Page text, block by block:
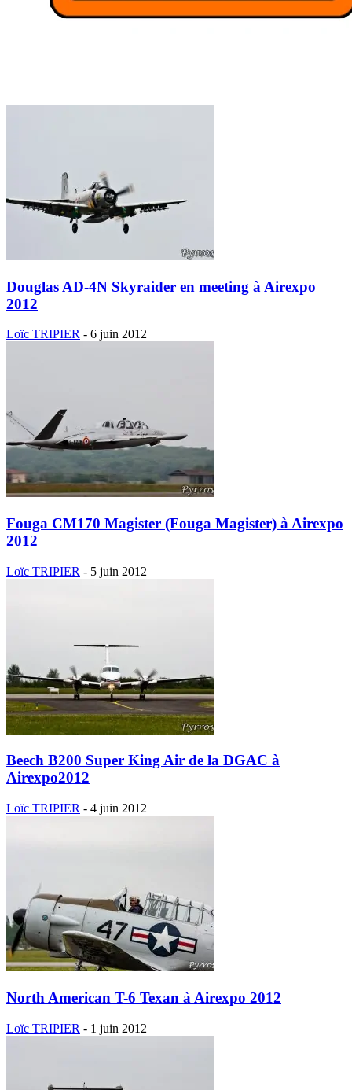
Douglas AD-4N Skyraider en meeting à Airexpo
2012
Loïc TRIPIER - 6 juin 2012
Fouga CM170 Magister (Fouga Magister) à Airexpo
2012
Loïc TRIPIER - 5 juin 2012
Beech B200 Super King Air de la DGAC à
Airexpo2012
Loïc TRIPIER - 4 juin 2012
North American T-6 Texan à Airexpo 2012
Loïc TRIPIER - 1 juin 2012